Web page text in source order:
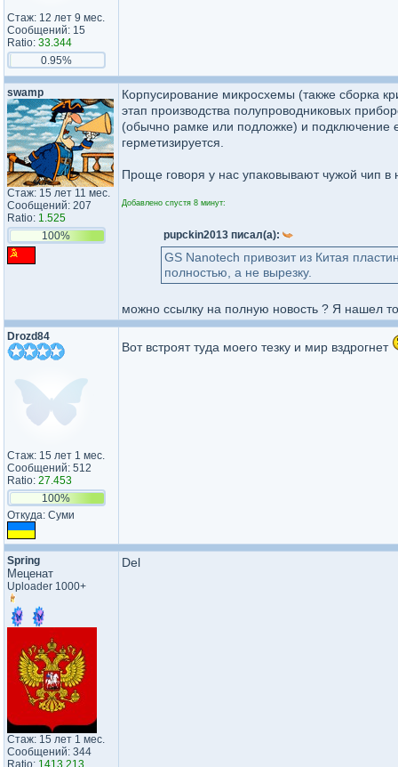
Стаж: 12 лет 9 мес.
Сообщений: 15
Ratio: 33.344
0.95%
swamp
Стаж: 15 лет 11 мес.
Сообщений: 207
Ratio: 1.525
100%
Корпусирование микросхемы (также сборка
этап производства полупроводниковых
(обычно рамке или подложке) и подключение
герметизируется.
Проще говоря у нас упаковывают чужой чип в
Добавлено спустя 8 минут:
pupckin2013 писал(а):
GS Nanotech привозит из Китая
полностью, а не вырезку.
можно ссылку на полную новость ? Я нашел
Drozd84
Стаж: 15 лет 1 мес.
Сообщений: 512
Ratio: 27.453
100%
Откуда: Суми
Вот встроят туда моего тезку и мир вздрогнет
Spring
Меценат
Uploader 1000+
Стаж: 15 лет 1 мес.
Сообщений: 344
Ratio: 1413.213
Del